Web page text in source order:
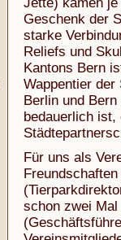
Geschenk der
starke
Reliefs und
Kantons Bern
Wappentier der
Berlin und
bedauerlich ist,
Für uns als
schon zwei